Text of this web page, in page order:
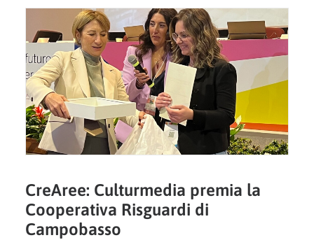
CreAree: Culturmedia premia la
Cooperativa Risguardi di
Campobasso